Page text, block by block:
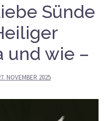
Sünde
und wie –
NOVEMBER 2025